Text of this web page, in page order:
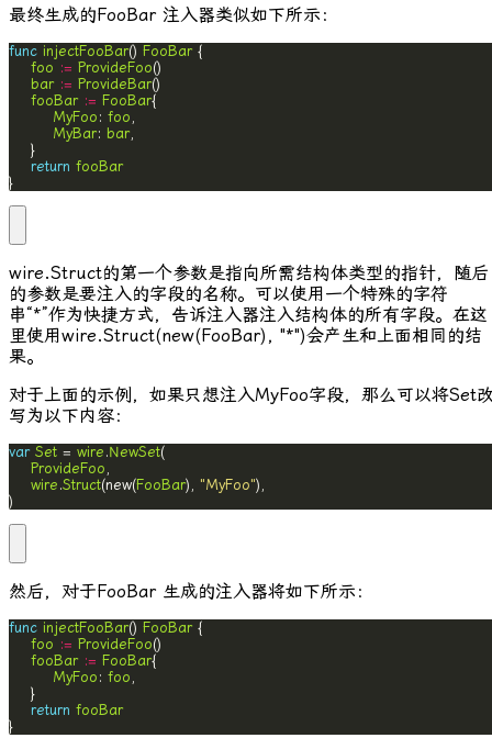
最终生成的FooBar 注入器类似如下所示：
func injectFooBar() FooBar
foo := ProvideFoo
bar := ProvideBar
fooBar := FooBar
MyFoo : foo
MyBar: bar
return fooBar
}
wire.Struct的第一个参数是指向所需结构体类型的指针，随后
的参数是要注入的字段的名称。可以使用一个特殊的字符
串“*”作为快捷方式，告诉注入器注入结构体的所有字段。在这
里使用wire.Struct(new(FooBar), "*")会产生和上面相同的结
果。
对于上面的示例，如果只想注入MyFoo字段，那么可以将Set
写为以下内容：
var Set = wire .NewSet
ProvideFoo
wire .Struct(new(FooBar), "MyFoo"
)
然后，对于FooBar 生成的注入器将如下所示：
func injectFooBar() FooBar
foo := ProvideFoo
fooBar := FooBar
MyFoo : foo
return fooBar
}